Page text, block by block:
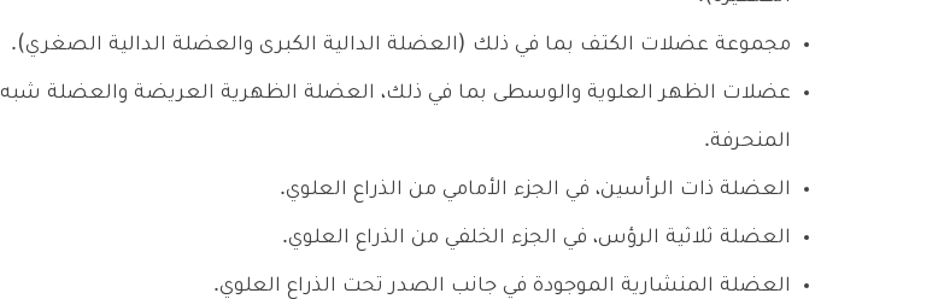
مجموعة عضلات الكتف بما في ذلك (العضلة الدالية الكبرى والعضلة الدالية الصغري).
عضلات الظهر العلوية والوسطى بما في ذلك، العضلة الظهرية العريضة والعضلة شبه
المنحرفة.
العضلة ذات الرأسين، في الجزء الأمامي من الذراع العلوي.
العضلة ثلاثية الرؤس، في الجزء الخلفي من الذراع العلوي.
العضلة المنشارية الموجودة في جانب الصدر تحت الذراع العلوي.